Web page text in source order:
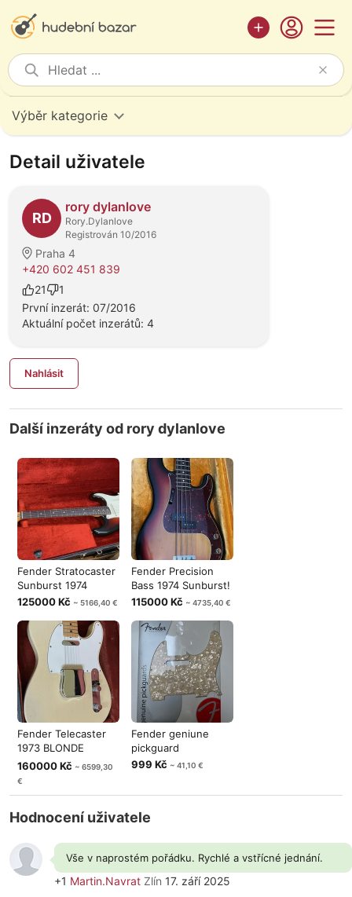
Výběr kategorie
Detail uživatele
RD
rory dylanlove
Rory.Dylanlove
Registrován 10/2016
Praha 4
+420 602 451 839
21
1
První inzerát: 07/2016
Aktuální počet inzerátů: 4
Nahlásit
Další inzeráty od rory dylanlove
Fender Stratocaster
Sunburst 1974
125000 Kč ~ 5166,40 €
Fender Precision
Bass 1974 Sunburst!
115000 Kč ~ 4735,40 €
Fender Telecaster
1973 BLONDE
MAPLE NECK!
160000 Kč ~ 6599,30
€
Fender geniune
pickguard
999 Kč ~ 41,10 €
Hodnocení uživatele
Vše v naprostém pořádku. Rychlé a vstřícné jednání.
+1 Martin.Navrat Zlín 17. září 2025